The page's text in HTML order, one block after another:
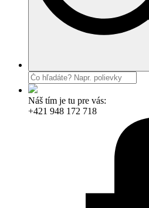
Náš tím je tu pre vás:
+421 948 172 718